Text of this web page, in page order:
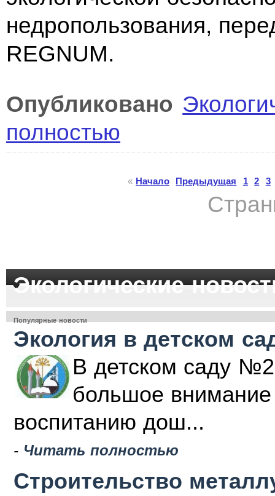
недропользования,
REGNUM.
Опубликовано
полностью
« Начало Предыдущая 1 2 3
Экологические
Популярные новости
Экология в детском
В детском саду
большое внимание
воспитанию дош...
- Читать полностью
Строительство